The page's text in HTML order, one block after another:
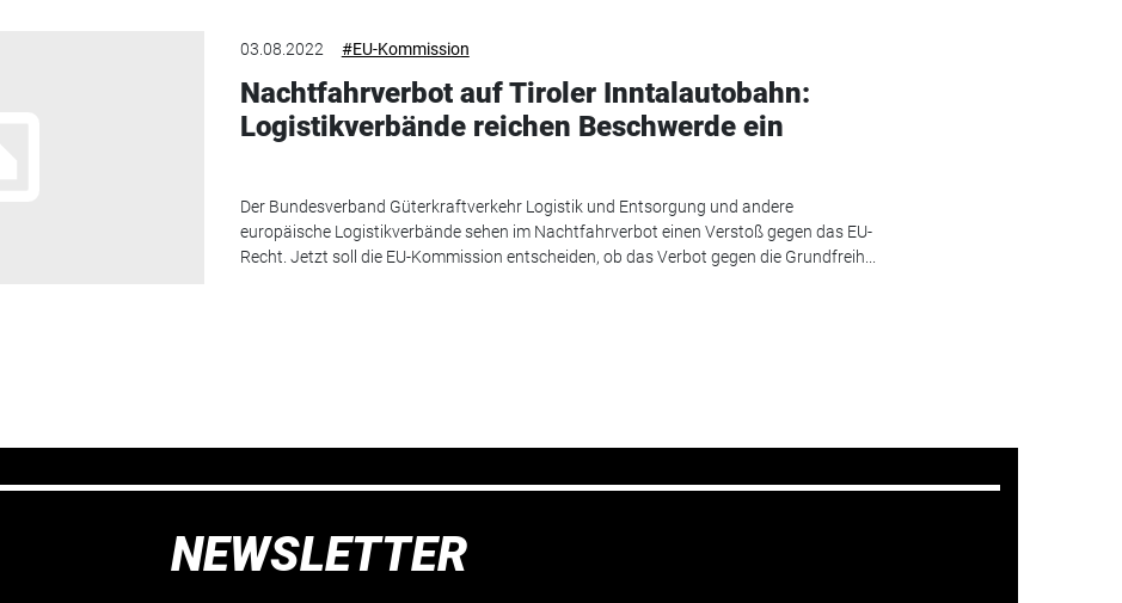
03.08.2022 #EU-Kommission
Nachtfahrverbot auf Tiroler Inntalautobahn:
Logistikverbände reichen Beschwerde ein
Der Bundesverband Güterkraftverkehr Logistik und Entsorgung und andere
europäische Logistikverbände sehen im Nachtfahrverbot einen Verstoß gegen das EU-
Recht. Jetzt soll die EU-Kommission entscheiden, ob das Verbot gegen die Grundfreih...
NEWSLETTER